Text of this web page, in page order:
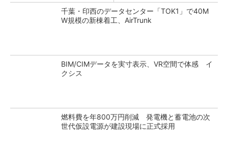
千葉・印西のデータセンター「TOK1」で40M
W規模の新棟着工、AirTrunk
BIM/CIMデータを実寸表示、VR空間で体感 イ
クシス
燃料費を年800万円削減 発電機と蓄電池の次
世代仮設電源が建設現場に正式採用